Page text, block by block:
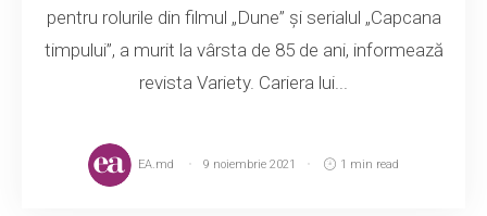
pentru rolurile din filmul „Dune” și serialul „Capcana
timpului”, a murit la vârsta de 85 de ani, informează
revista Variety. Cariera lui...
EA.md 9 noiembrie 2021 1 min read